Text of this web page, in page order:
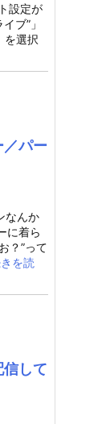
設定が
ブ”」
を選択
／パー
なんか
に着ら
？”って
を読
して